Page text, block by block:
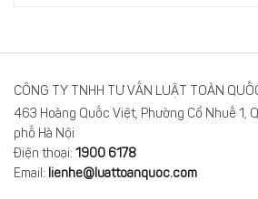
CÔNG TY TNHH TƯ VẤN LUẬT TOÀN
463 Hoàng Quốc Việt, Phường Cổ Nhuế 1,
phố Hà Nội
Điện thoại: 1900 6178
Email: lienhe@luattoanquoc.com